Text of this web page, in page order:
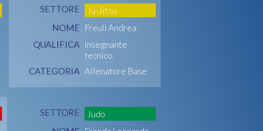
SETTORE
Ju-Jitsu
NOME Freuli Andrea
QUALIFICA Insegnante
tecnico
CATEGORIA Allenatore Base
SETTORE
Judo